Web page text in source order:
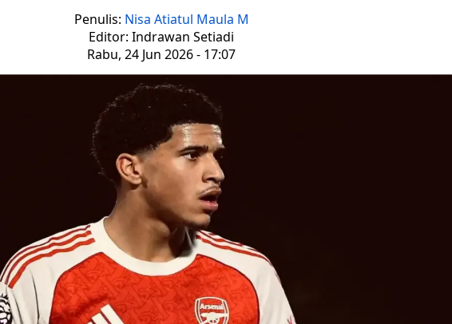
Penulis: Nisa Atiatul Maula M
Editor: Indrawan Setiadi
Rabu, 24 Jun 2026 - 17:07